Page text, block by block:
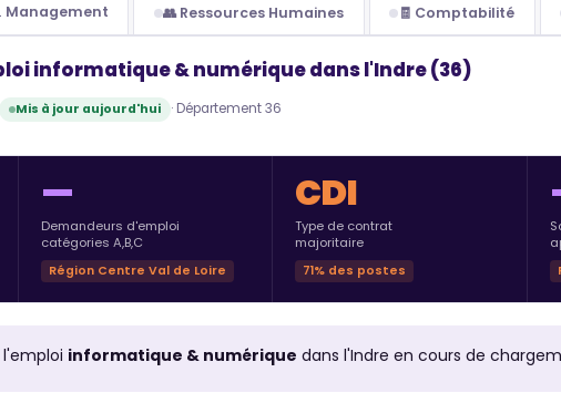
Management 👥 Ressources Humaines 🧾 Comptabilité
informatique & numérique dans l'Indre (36)
Mis à jour aujourd'hui · Département 36
—
Demandeurs d'emploi
catégories A,B,C
Région Centre Val de Loire
CDI
Type de contrat
majoritaire
71% des postes
informatique & numérique dans l'Indre en cours de